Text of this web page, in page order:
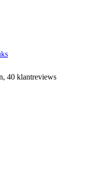
40 klantreviews